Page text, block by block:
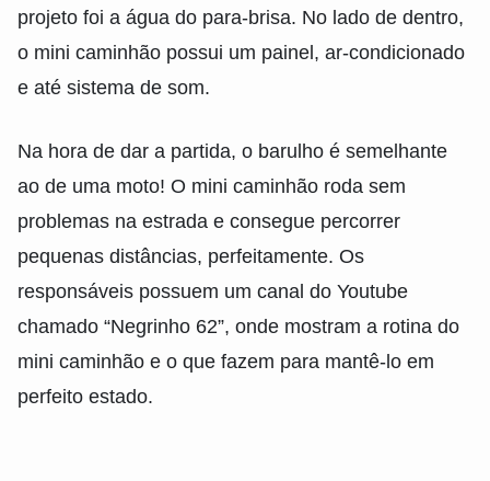
projeto foi a água do para-brisa. No lado de dentro,
o mini caminhão possui um painel, ar-condicionado
e até sistema de som.
Na hora de dar a partida, o barulho é semelhante
ao de uma moto! O mini caminhão roda sem
problemas na estrada e consegue percorrer
pequenas distâncias, perfeitamente. Os
responsáveis possuem um canal do Youtube
chamado “Negrinho 62”, onde mostram a rotina do
mini caminhão e o que fazem para mantê-lo em
perfeito estado.